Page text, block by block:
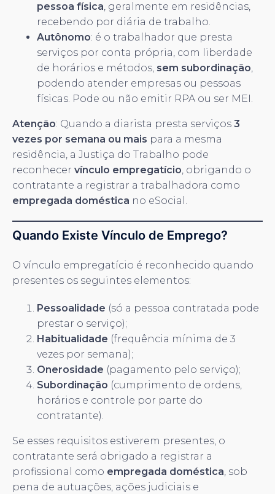
pessoa física, geralmente em residências,
recebendo por diária de trabalho.
Autônomo: é o trabalhador que presta
serviços por conta própria, com liberdade
de horários e métodos, sem subordinação,
podendo atender empresas ou pessoas
físicas. Pode ou não emitir RPA ou ser MEI.
Atenção: Quando a diarista presta serviços 3
vezes por semana ou mais para a mesma
residência, a Justiça do Trabalho pode
reconhecer vínculo empregatício, obrigando o
contratante a registrar a trabalhadora como
empregada doméstica no eSocial.
Quando Existe Vínculo de Emprego?
O vínculo empregatício é reconhecido quando
presentes os seguintes elementos:
Pessoalidade (só a pessoa contratada pode
prestar o serviço);
Habitualidade (frequência mínima de 3
vezes por semana);
Onerosidade (pagamento pelo serviço);
Subordinação (cumprimento de ordens,
horários e controle por parte do
contratante).
Se esses requisitos estiverem presentes, o
contratante será obrigado a registrar a
profissional como empregada doméstica, sob
pena de autuações, ações judiciais e